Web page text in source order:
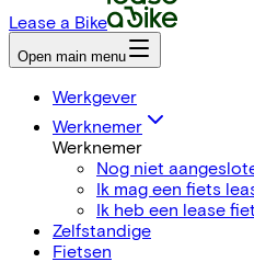
Lease a Bike
Open main menu
Werkgever
Werknemer
Werknemer
Nog niet
Ik mag een fiets
Ik heb een lease
Zelfstandige
Fietsen